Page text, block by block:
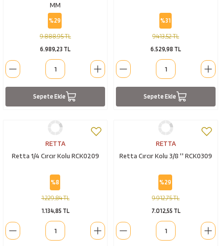
MM
%29
9.888,95 TL
6.989,23 TL
Sepete Ekle
%31
9.413,52 TL
6.529,98 TL
Sepete Ekle
RETTA
Retta 1/4 Cırcır Kolu RCK0209
%8
1.229,84 TL
1.134,85 TL
RETTA
Retta Cırcır Kolu 3/8 '' RCK0309
%29
9.912,75 TL
7.012,55 TL